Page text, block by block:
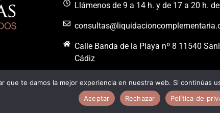
Llámenos de 9 a 14 h. y de 17 a 20 h.
Calle Banda de la Playa nº 8 11540
Cádiz
Web
que te damos la mejor experiencia en nuestra web. Si continúas
Aceptar
Rechazar Política de